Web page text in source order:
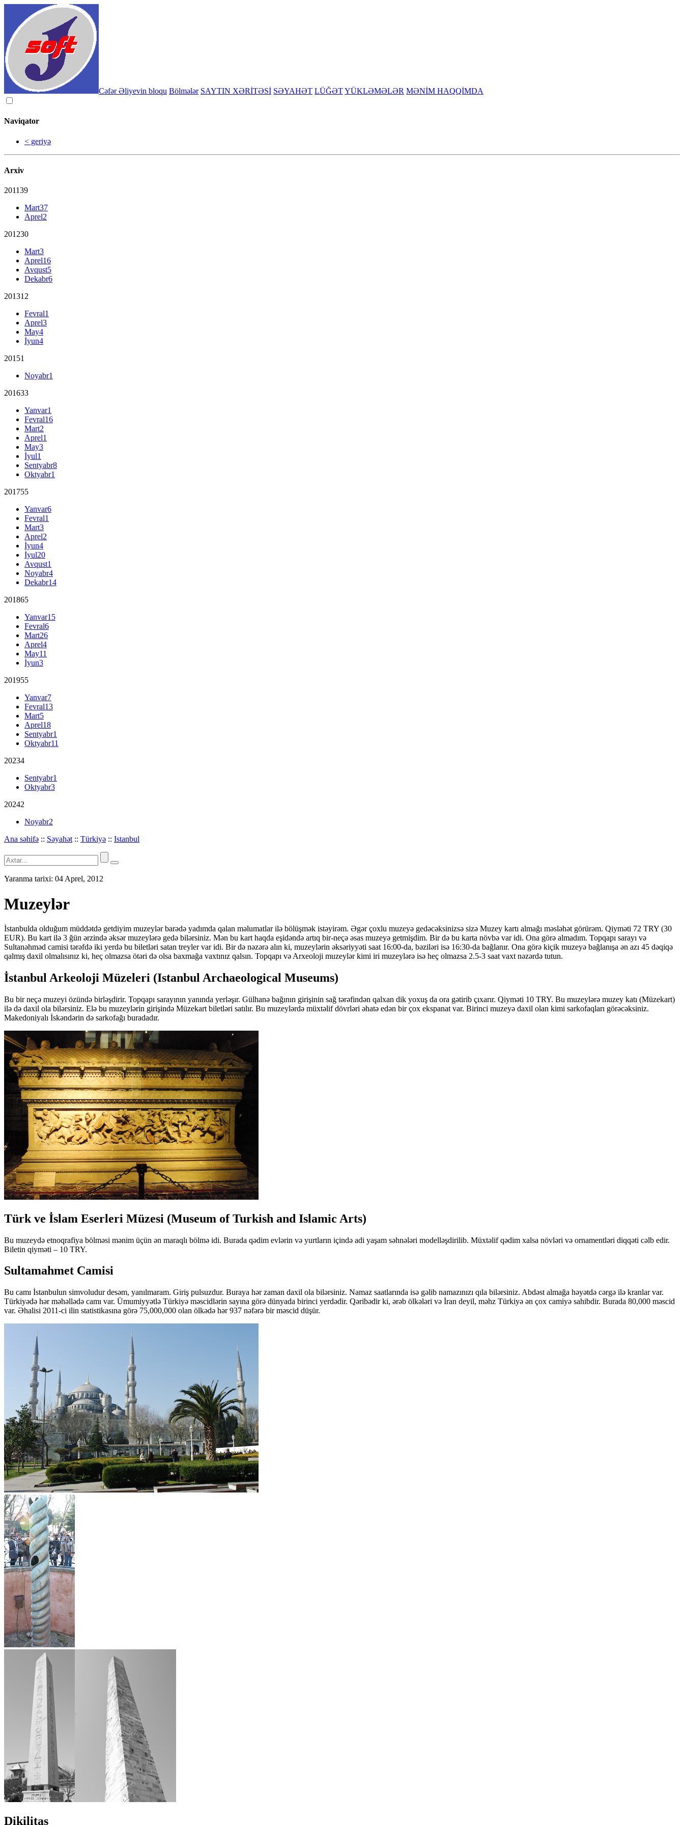
Cəfər Əliyevin bloqu Bölmələr SAYTIN XƏRİTƏSİ SƏYAHƏT LÜĞƏTYÜKLƏMƏLƏR MƏNİM HAQQİMDA
Naviqator
< geriyə
Arxiv
201139
Mart37
Aprel2
201230
Mart3
Aprel16
Avqust5
Dekabr6
201312
Fevral1
Aprel3
May4
İyun4
20151
Noyabr1
201633
Yanvar1
Fevral16
Mart2
Aprel1
May3
İyul1
Sentyabr8
Oktyabr1
201755
Yanvar6
Fevral1
Mart3
Aprel2
İyun4
İyul20
Avqust1
Noyabr4
Dekabr14
201865
Yanvar15
Fevral6
Mart26
Aprel4
May11
İyun3
201955
Yanvar7
Fevral13
Mart5
Aprel18
Sentyabr1
Oktyabr11
20234
Sentyabr1
Oktyabr3
20242
Noyabr2
Ana səhifə :: Səyahət :: Türkiyə :: Istanbul
Yaranma tarixi: 04 Aprel, 2012
Muzeylər
İstanbulda olduğum müddətdə getdiyim muzeylər barədə yadımda qalan məlumatlar ilə bölüşmək istəyirəm. Əgər çoxlu muzeyə gedəcəksinizsə sizə Muzey kartı almağı məsləhət görürəm. Qiyməti 72 TRY (30
EUR). Bu kart ilə 3 ğün ərzində əksər muzeylərə gedə bilərsiniz. Mən bu kart haqda eşidəndə artıq bir-neçə əsas muzeyə getmişdim. Bir də bu karta növbə var idi. Ona görə almadım. Topqapı sarayı və
Sultanəhməd camisi tərəfdə iki yerdə bu biletləri satan treyler var idi. Bir də nəzərə alın ki, muzeylərin əksəriyyəti saat 16:00-da, bəziləri isə 16:30-da bağlanır. Ona görə kiçik muzeyə bağlanışa ən azı 45 dəqiqə
qalmış daxil olmalısınız ki, heç olmazsa ötəri də olsa baxmağa vaxtınız qalsın. Topqapı və Arxeoloji muzeylər kimi iri muzeylərə isə heç olmazsa 2.5-3 saat vaxt nəzərdə tutun.
İstanbul Arkeoloji Müzeleri (Istanbul Archaeological Museums)
Bu bir neçə muzeyi özündə birləşdirir. Topqapı sarayının yanında yerləşır. Gülhanə bağının girişinin sağ tərəfindən qalxan dik yoxuş da ora gətirib çıxarır. Qiyməti 10 TRY. Bu muzeylərə muzey katı (Müzekart)
ilə də daxil ola bilərsiniz. Elə bu muzeylərin girişində Müzekart biletləri satılır. Bu muzeylərdə müxtəlif dövrləri əhatə edən bir çox ekspanat var. Birinci muzeyə daxil olan kimi sarkofaqları görəcəksiniz.
Makedoniyalı İskəndərin də sarkofağı buradadır.
Türk ve İslam Eserleri Müzesi (Museum of Turkish and Islamic Arts)
Bu muzeydə etnoqrafiya bölməsi mənim üçün ən maraqlı bölmə idi. Burada qədim evlərin və yurtların içində adi yaşam səhnələri modelləşdirilib. Müxtəlif qədim xalsa növləri və ornamentləri diqqəti cəlb edir.
Biletin qiyməti – 10 TRY.
Sultamahmet Camisi
Bu camı İstanbulun simvoludur desəm, yanılmaram. Giriş pulsuzdur. Buraya hər zaman daxil ola bilərsiniz. Namaz saatlarında isə gəlib namazınızı qıla bilərsiniz. Abdəst almağa həyətdə cərgə ilə kranlar var.
Türkiyədə hər məhəllədə camı var. Ümumiyyətlə Türkiyə məscidlərin sayına görə dünyada birinci yerdədir. Qəribədir ki, ərəb ölkələri və İran deyil, məhz Türkiyə ən çox camiyə sahibdir. Burada 80,000 məscid
var. Əhalisi 2011-ci ilin statistikasına görə 75,000,000 olan ölkədə hər 937 nəfərə bir məscid düşür.
Dikilitaş